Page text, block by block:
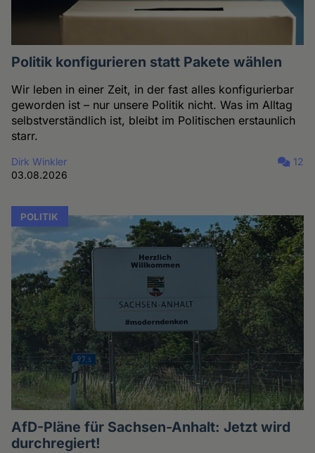
Politik konfigurieren statt Pakete wählen
Wir leben in einer Zeit, in der fast alles konfigurierbar
geworden ist – nur unsere Politik nicht. Was im Alltag
selbstverständlich ist, bleibt im Politischen erstaunlich
starr.
Dirk Winkler
03.08.2026
12
POLITIK
AfD-Pläne für Sachsen-Anhalt: Jetzt wird
durchregiert!